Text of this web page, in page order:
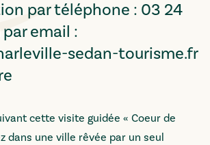
par téléphone : 03 24
email :
sedan-tourisme.fr
cette visite guidée « Coeur de
dans une ville rêvée par un seul